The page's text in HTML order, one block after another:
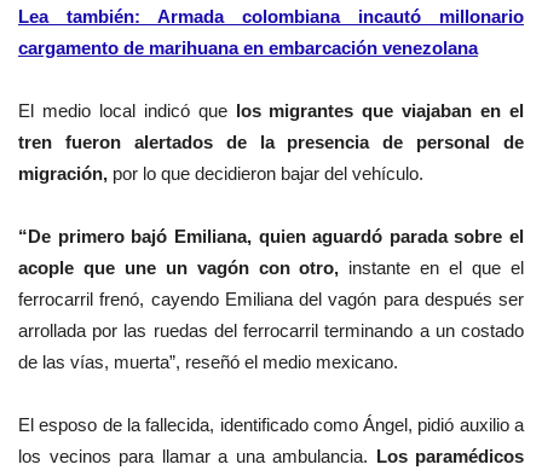
Lea también: Armada colombiana incautó millonario
cargamento de marihuana en embarcación venezolana
El medio local indicó que los migrantes que viajaban en el
tren fueron alertados de la presencia de personal de
migración, por lo que decidieron bajar del vehículo.
“De primero bajó Emiliana, quien aguardó parada sobre el
acople que une un vagón con otro, instante en el que el
ferrocarril frenó, cayendo Emiliana del vagón para después ser
arrollada por las ruedas del ferrocarril terminando a un costado
de las vías, muerta”, reseñó el medio mexicano.
El esposo de la fallecida, identificado como Ángel, pidió auxilio a
los vecinos para llamar a una ambulancia. Los paramédicos